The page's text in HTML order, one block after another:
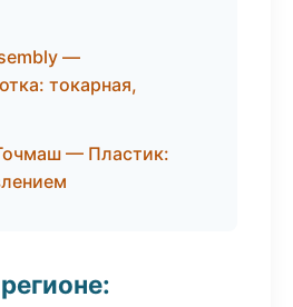
—
токарная,
— Пластик: